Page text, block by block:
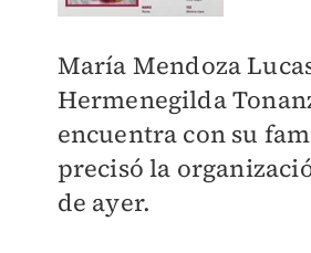
María Mendoza
Hermenegilda
encuentra con su
precisó la
de ayer.